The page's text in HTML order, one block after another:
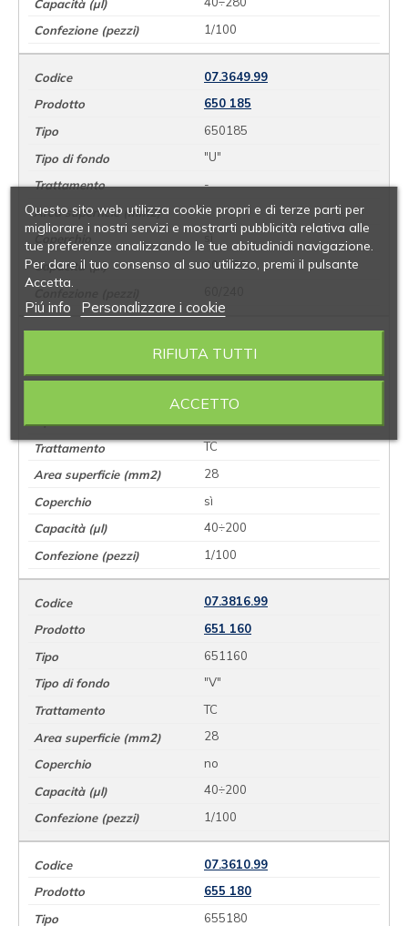
1/100
07.3649.99
650 185
650185
"U"
-
-
40÷280
TC
28
sì
40÷200
1/100
07.3816.99
651 160
651160
"V"
TC
28
no
40÷200
1/100
07.3610.99
655 180
655180
Questo sito web utilizza cookie propri e di terze parti per
migliorare i nostri servizi e mostrarti pubblicità relativa alle
tue preferenze analizzando le tue abitudinidi navigazione.
Per dare il tuo consenso al suo utilizzo, premi il pulsante
Accetta.
Piú info Personalizzare i cookie
RIFIUTA TUTTI
ACCETTO